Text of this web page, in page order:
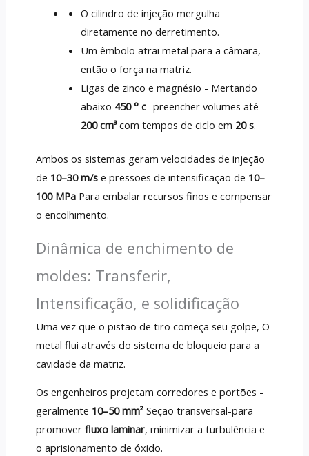
O cilindro de injeção mergulha
diretamente no derretimento.
Um êmbolo atrai metal para a câmara,
então o força na matriz.
Ligas de zinco e magnésio - Mertando
abaixo 450 ° c- preencher volumes até
200 cm³com tempos de ciclo em 20 s.
Ambos os sistemas geram velocidades de injeção
de 10–30 m/se pressões de intensificação de 10–
100 MPaPara embalar recursos finos e compensar
o encolhimento.
Dinâmica de enchimento de
moldes: Transferir,
Intensificação, e solidificação
Uma vez que o pistão de tiro começa seu golpe, O
metal flui através do sistema de bloqueio para a
cavidade da matriz.
Os engenheiros projetam corredores e portões -
geralmente 10–50 mm²Seção transversal-para
promover fluxo laminar, minimizar a turbulência e
o aprisionamento de óxido.